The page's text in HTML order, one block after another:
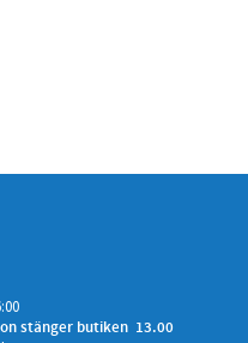
stänger butiken 13.00